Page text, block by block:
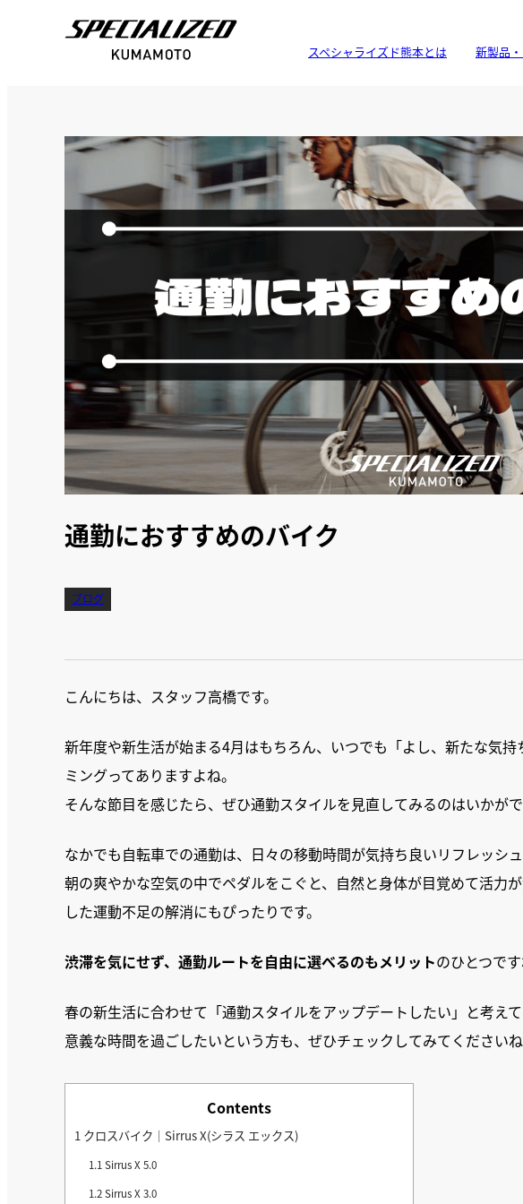
スペシャライズド熊本とは 新製品
通勤におすすめのバイク
ブログ
こんにちは、スタッフ高橋です。
新年度や新生活が始まる4月はもちろん、いつでも「よし、新たな気
ミングってありますよね。
そんな節目を感じたら、ぜひ通勤スタイルを見直してみるのはいかが
なかでも自転車での通勤は、日々の移動時間が気持ち良いリフレッシ
朝の爽やかな空気の中でペダルをこぐと、自然と身体が目覚めて活力
した運動不足の解消にもぴったりです。
渋滞を気にせず、通勤ルートを自由に選べるのもメリットのひとつです
春の新生活に合わせて「通勤スタイルをアップデートしたい」と考え
意義な時間を過ごしたいという方も、ぜひチェックしてみてくださいね
Contents
1 クロスバイク｜Sirrus X(シラス エックス)
1.1 Sirrus X 5.0
1.2Sirrus X 3.0